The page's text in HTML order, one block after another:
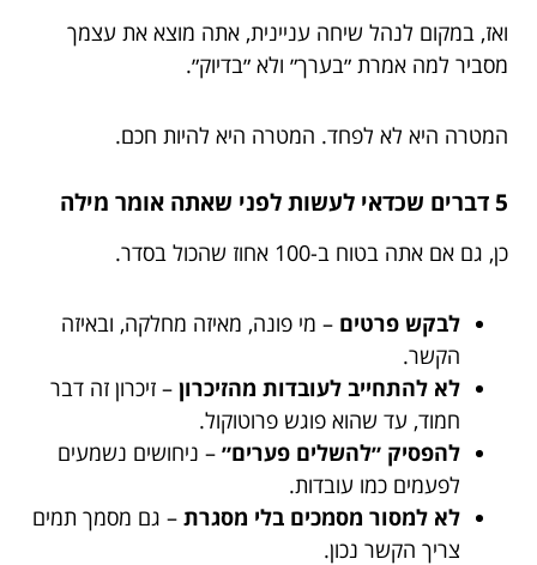
ואז, במקום לנהל שיחה עניינית, אתה מוצא את עצמך
מסביר למה אמרת ״בערך״ ולא ״בדיוק״.
המטרה היא לא לפחד. המטרה היא להיות חכם.
5 דברים שכדאי לעשות לפני שאתה אומר מילה
כן, גם אם אתה בטוח ב-100 אחוז שהכול בסדר.
לבקש פרטים – מי פונה, מאיזה מחלקה, ובאיזה
הקשר.
לא להתחייב לעובדות מהזיכרון – זיכרון זה דבר
חמוד, עד שהוא פוגש פרוטוקול.
להפסיק ״להשלים פערים״ – ניחושים נשמעים
לפעמים כמו עובדות.
לא למסור מסמכים בלי מסגרת – גם מסמך תמים
צריך הקשר נכון.